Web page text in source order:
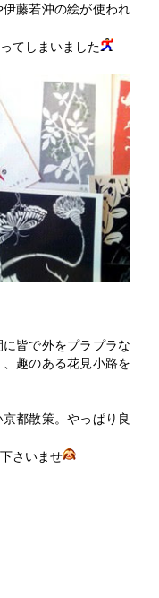
藤若沖の絵が使われ
てしまいました
皆で外をプラプラな
趣のある花見小路を
都散策。やっぱり良
さいませ